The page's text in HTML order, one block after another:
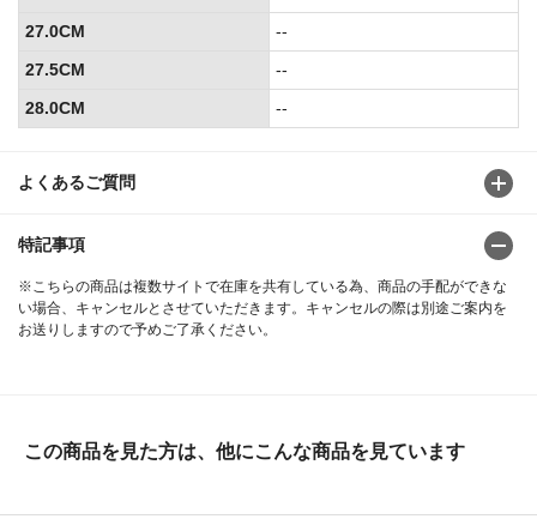
よくあるご質問
特記事項
※こちらの商品は複数サイトで在庫を共有している為、商品の手配ができな
い場合、キャンセルとさせていただきます。キャンセルの際は別途ご案内を
お送りしますので予めご了承ください。
27.0CM
--
27.5CM
--
28.0CM
--
この商品を見た方は、他にこんな商品を見ています